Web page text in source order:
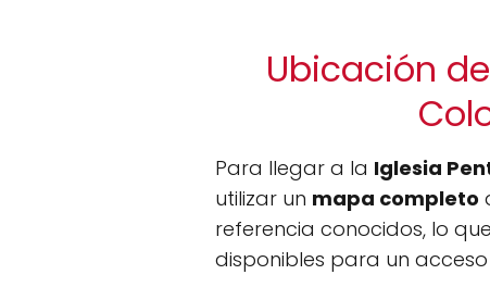
Ubicación
Para llegar a la Iglesia
utilizar un mapa completo
referencia conocidos, lo
disponibles para un